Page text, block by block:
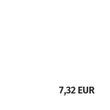
7,32 EUR